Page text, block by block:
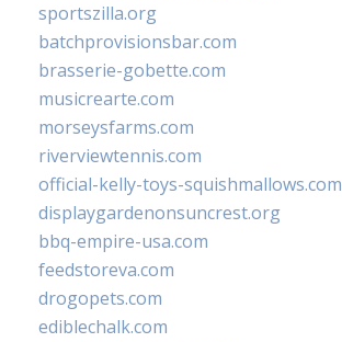
sportszilla.org
batchprovisionsbar.com
brasserie-gobette.com
musicrearte.com
morseysfarms.com
riverviewtennis.com
official-kelly-toys-squishmallows.com
displaygardenonsuncrest.org
bbq-empire-usa.com
feedstoreva.com
drogopets.com
ediblechalk.com